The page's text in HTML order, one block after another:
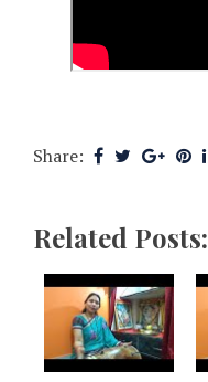
Share:
Related Posts: